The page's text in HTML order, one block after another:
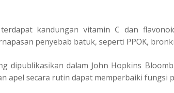
kandungan vitamin C dan
penyebab batuk, seperti PPOK,
dipublikasikan dalam John Hopkins
apel secara rutin dapat memperbaiki fungsi